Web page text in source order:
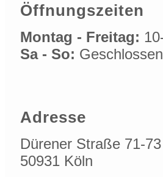
Öffnungszeiten
Montag - Freitag:
Sa - So: Geschlossen
Adresse
Dürener Straße 71-73
50931 Köln